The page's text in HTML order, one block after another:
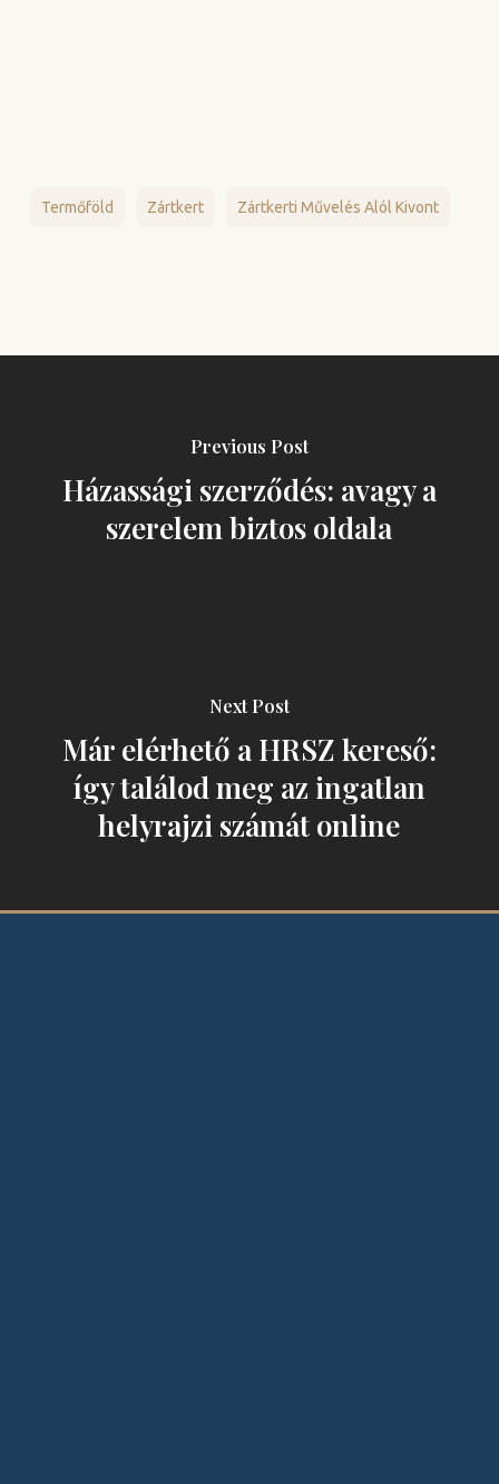
Termőföld Zártkert Zártkerti Művelés Alól Kivont
Previous Post
Házassági szerződés: avagy a
szerelem biztos oldala
Next Post
Már elérhető a HRSZ kereső:
így találod meg az ingatlan
helyrajzi számát online